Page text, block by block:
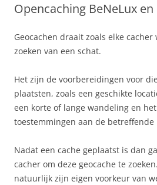
Opencaching BeNeLux
Geocachen draait zoals elke
zoeken van een schat.
Het zijn de voorbereidingen voor
plaatsten, zoals een geschikte
een korte of lange wandeling en
toestemmingen aan de betreffende
Nadat een cache geplaatst is dan
cacher om deze geocache te
natuurlijk zijn eigen voorkeur van